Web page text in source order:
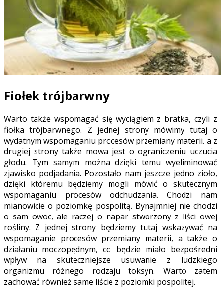
Fiołek trójbarwny
Warto także wspomagać się wyciągiem z bratka, czyli z
fiołka trójbarwnego. Z jednej strony mówimy tutaj o
wydatnym wspomaganiu procesów przemiany materii, a z
drugiej strony także mowa jest o ograniczeniu uczucia
głodu. Tym samym można dzięki temu wyeliminować
zjawisko podjadania. Pozostało nam jeszcze jedno zioło,
dzięki któremu będziemy mogli mówić o skutecznym
wspomaganiu procesów odchudzania. Chodzi nam
mianowicie o poziomkę pospolitą. Bynajmniej nie chodzi
o sam owoc, ale raczej o napar stworzony z liści owej
rośliny. Z jednej strony będziemy tutaj wskazywać na
wspomaganie procesów przemiany materii, a także o
działaniu moczopędnym, co będzie miało bezpośredni
wpływ na skuteczniejsze usuwanie z ludzkiego
organizmu różnego rodzaju toksyn. Warto zatem
zachować również same liście z poziomki pospolitej.